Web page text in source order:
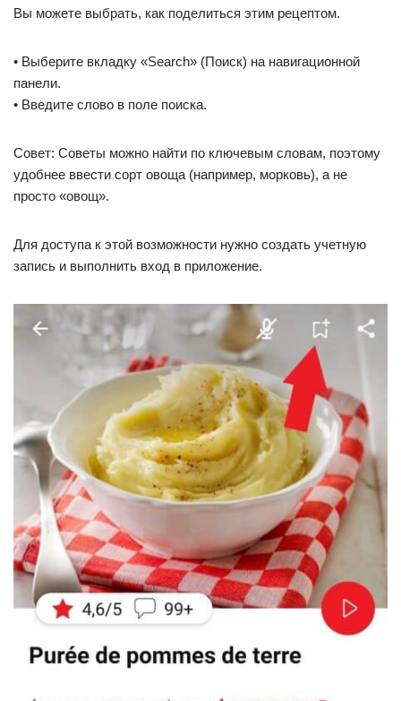
Вы можете выбрать, как поделиться этим рецептом.
• Выберите вкладку «Search» (Поиск) на навигационной
панели.
• Введите слово в поле поиска.
Совет: Советы можно найти по ключевым словам, поэтому
удобнее ввести сорт овоща (например, морковь), а не
просто «овощ».
Для доступа к этой возможности нужно создать учетную
запись и выполнить вход в приложение.